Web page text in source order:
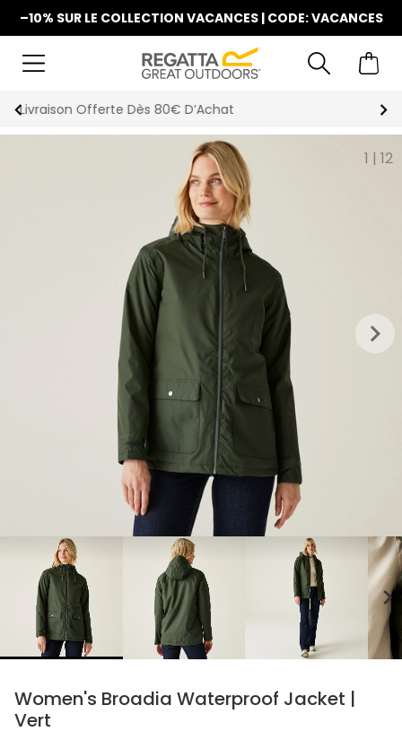
–10% SUR LE COLLECTION VACANCES | CODE: VACANCES
La Nouvelle Collection Est Disponible
1 | 12
keyboard_arrow_right
chevron_right
Women's Broadia Waterproof Jacket |
Vert